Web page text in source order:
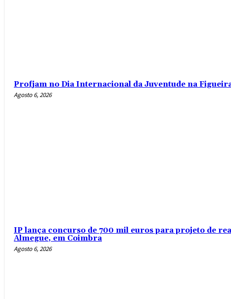
Profjam no Dia Internacional da Juventude na
Agosto 6, 2026
IP lança concurso de 700 mil euros para projeto de
Almegue, em Coimbra
Agosto 6, 2026